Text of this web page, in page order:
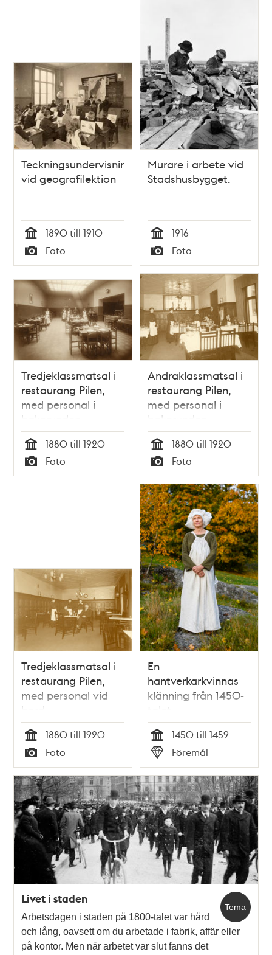
Teckningsundervisning
vid geografilektion
Tid
1890 till 1910
Typ
Foto
Murare i arbete vid
Stadshusbygget.
Tid
1916
Typ
Foto
Tredjeklassmatsal i
restaurang Pilen,
med personal i
bakgrunden
Tid
1880 till 1920
Typ
Foto
Andraklassmatsal i
restaurang Pilen,
med personal i
bakgrunden
Tid
1880 till 1920
Typ
Foto
Tredjeklassmatsal i
restaurang Pilen,
med personal vid
bord
Tid
1880 till 1920
Typ
Foto
En
hantverkarkvinnas
klänning från 1450-
talet
Tid
1450 till 1459
Typ
Föremål
Tema
Livet i staden
Arbetsdagen i staden på 1800-talet var hård
och lång, oavsett om du arbetade i fabrik, affär eller
på kontor. Men när arbetet var slut fanns det